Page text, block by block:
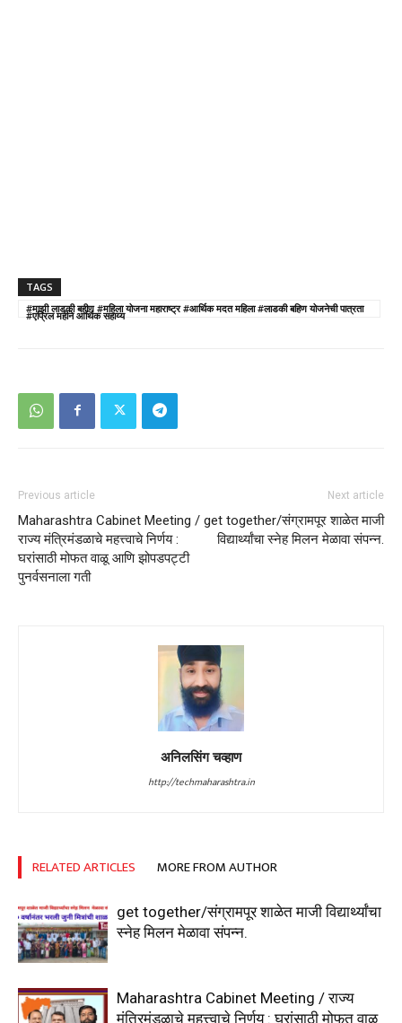
TAGS
#माझी लाडकी बहीण #महिला योजना महाराष्ट्र #आर्थिक मदत महिला #लाडकी बहिण योजनेची पात्रता
#एप्रिल महीने आर्थिक सहाय्य
Previous article
Maharashtra Cabinet Meeting /
राज्य मंत्रिमंडळाचे महत्त्वाचे निर्णय :
घरांसाठी मोफत वाळू आणि झोपडपट्टी
पुनर्वसनाला गती
Next article
get together/संग्रामपूर शाळेत माजी
विद्यार्थ्यांचा स्नेह मिलन मेळावा संपन्न.
अनिलसिंग चव्हाण
http://techmaharashtra.in
RELATED ARTICLES MORE FROM AUTHOR
get together/संग्रामपूर शाळेत माजी विद्यार्थ्यांचा
स्नेह मिलन मेळावा संपन्न.
Maharashtra Cabinet Meeting / राज्य
मंत्रिमंडळाचे महत्त्वाचे निर्णय : घरांसाठी मोफत वाळू